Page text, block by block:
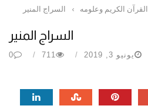
القرآن الكريم وعلومه › السراج المنير
السراج المنير
يونيو 3, 2019 711
0